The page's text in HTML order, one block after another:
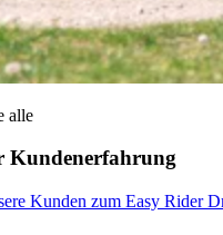
alle
Kundenerfahrung
Kunden zum Easy Rider